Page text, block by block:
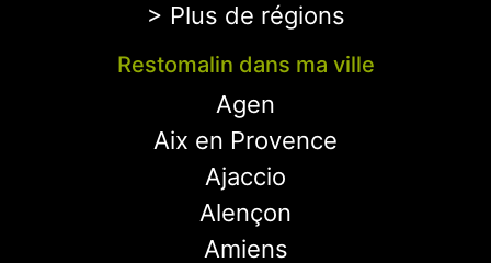
> Plus de régions
Restomalin dans ma ville
Agen
Aix en Provence
Ajaccio
Alençon
Amiens